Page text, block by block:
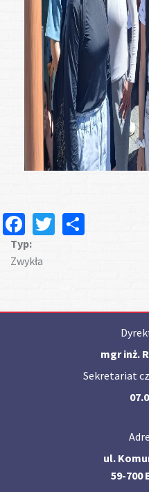
Facebook
Twitter
Typ:
Zwykła
mgr inż.
Sekretariat
ul.
59-700